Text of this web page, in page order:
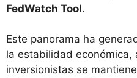
FedWatch Tool.
Este panorama ha
la estabilidad económica,
inversionistas se